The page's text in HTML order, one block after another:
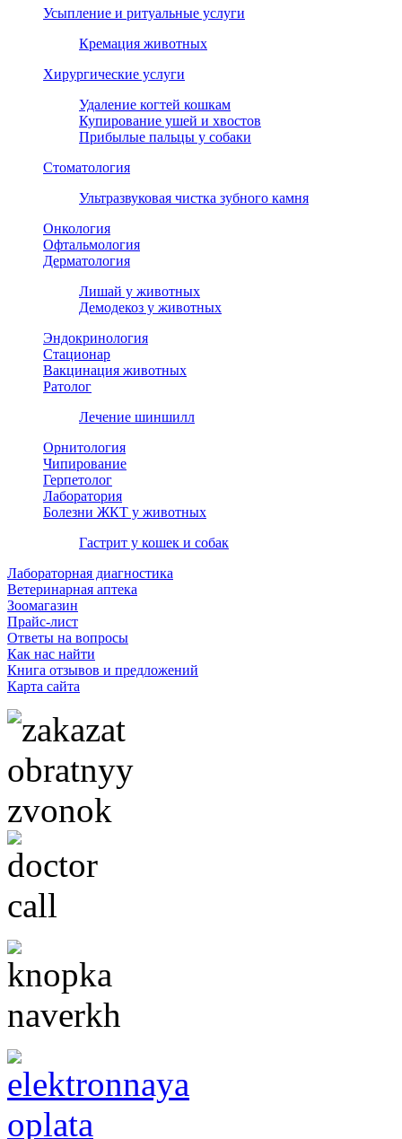
Усыпление и ритуальные услуги
Кремация животных
Хирургические услуги
Удаление когтей кошкам
Купирование ушей и хвостов
Прибылые пальцы у собаки
Стоматология
Ультразвуковая чистка зубного камня
Онкология
Офтальмология
Дерматология
Лишай у животных
Демодекоз у животных
Эндокринология
Стационар
Вакцинация животных
Ратолог
Лечение шиншилл
Орнитология
Чипирование
Герпетолог
Лаборатория
Болезни ЖКТ у животных
Гастрит у кошек и собак
Лабораторная диагностика
Ветеринарная аптека
Зоомагазин
Прайс-лист
Ответы на вопросы
Как нас найти
Книга отзывов и предложений
Карта сайта